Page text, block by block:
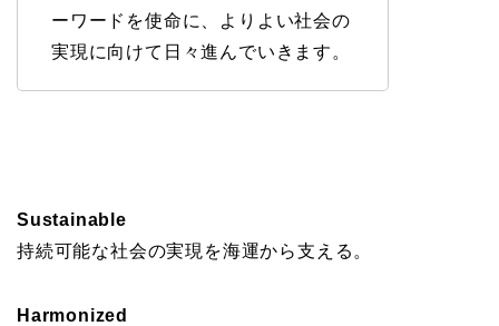
ーワードを使命に、よりよい社会の
実現に向けて日々進んでいきます。
Sustainable
持続可能な社会の実現を海運から支える。
Harmonized